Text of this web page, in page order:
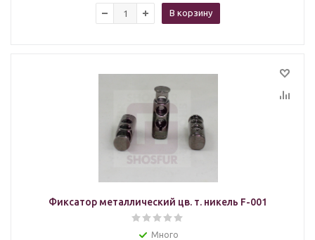
В корзину
Фиксатор металлический цв. т. никель F-001
Много